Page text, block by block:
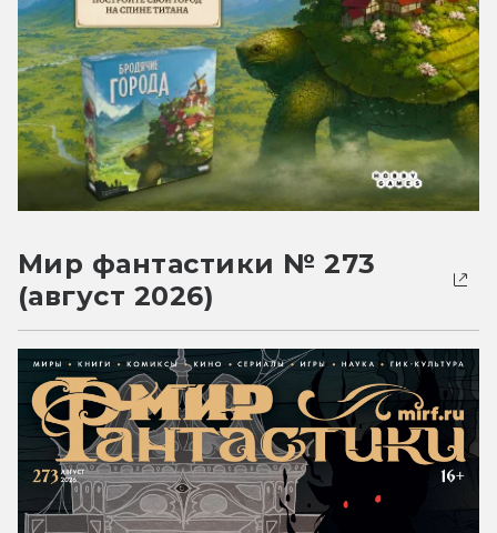
Мир фантастики № 273
(август 2026)